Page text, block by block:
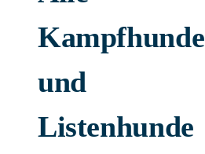
Kampfhunde
und
Listenhunde